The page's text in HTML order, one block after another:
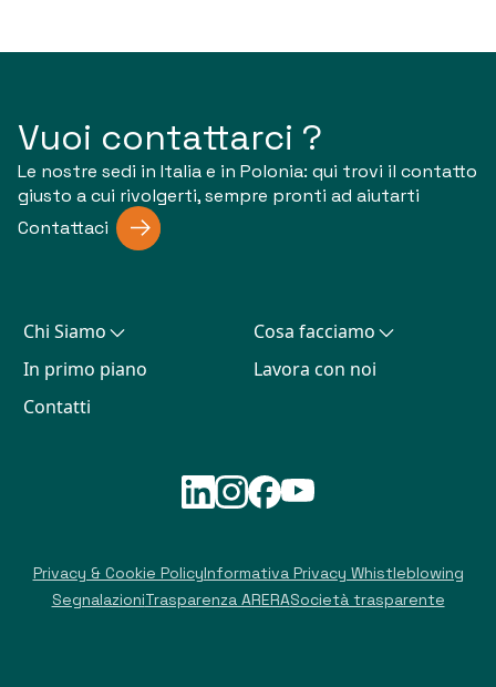
Vuoi contattarci ?
Le nostre sedi in Italia e in Polonia: qui trovi il contatto
giusto a cui rivolgerti, sempre pronti ad aiutarti
Contattaci
Chi Siamo
In primo piano
Contatti
Cosa facciamo
Lavora con noi
Privacy & Cookie PolicyInformativa Privacy Whistleblowing
SegnalazioniTrasparenza ARERASocietà trasparente